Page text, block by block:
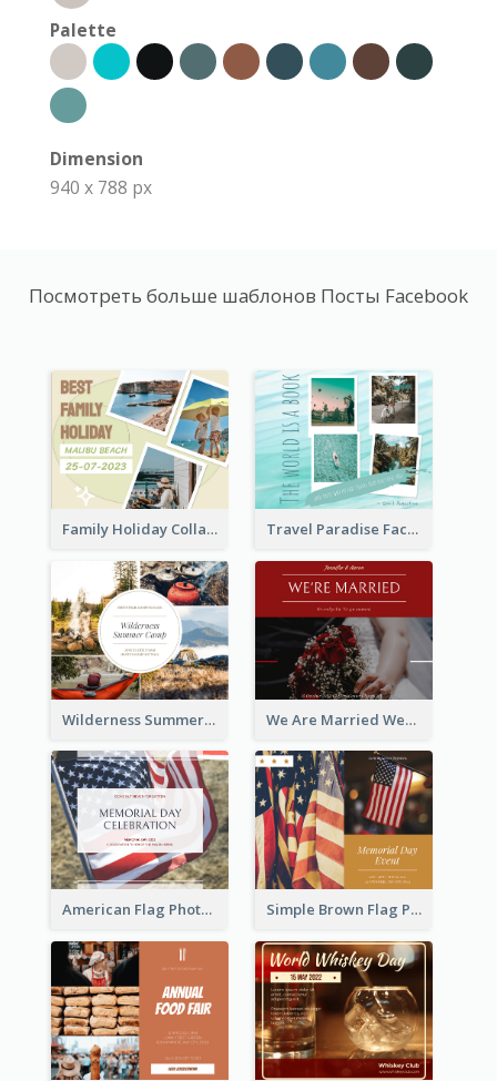
Palette
Dimension
940 x 788 px
Посмотреть больше шаблонов Посты Facebook
Family Holiday Collage Facebook Post Travel Paradise Facebook Post
Wilderness Summer Camp Facebook Post We Are Married Wedding Facebook Post
American Flag Photo Memorial Day Celebration Facebook Post Simple Brown Flag Photo Memorial Day Facebook Post